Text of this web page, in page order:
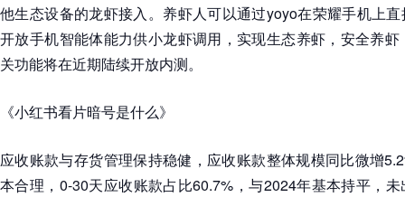
他生态设备的龙虾接入。养虾人可以通过yoyo在荣耀手机上
开放手机智能体能力供小龙虾调用，实现生态养虾，安全养
关功能将在近期陆续开放内测。
《小红书看片暗号是什么》
应收账款与存货管理保持稳健，应收账款整体规模同比微增
本合理，0-30天应收账款占比60.7%，与2024年基本持平，